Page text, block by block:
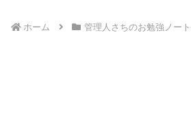
ホーム 管理人さちのお勉強ノート